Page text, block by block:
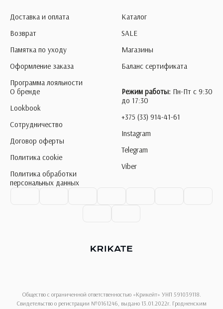
Доставка и оплата
Возврат
Памятка по уходу
Оформление заказа
Программа лояльности
Каталог
SALE
Магазины
Баланс сертификата
О бренде
Lookbook
Сотрудничество
Договор оферты
Политика cookie
Политика обработки
персональных данных
Режим работы: Пн-Пт с 9:30
до 17:30
+375 (33) 914-41-61
Instagram
Telegram
Viber
Общество с ограниченной ответственностью «Крикейт» УНП 591039118.
Свидетельство о регистрации №0161246, выдано 13.01.2022г. Гродненским